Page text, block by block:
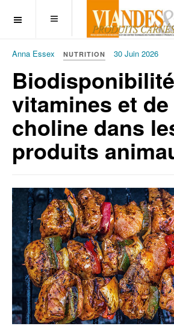
OFF CANVAS
Anna Essex NUTRITION 30 Juin 2026
vitamines et de
choline dans
produits